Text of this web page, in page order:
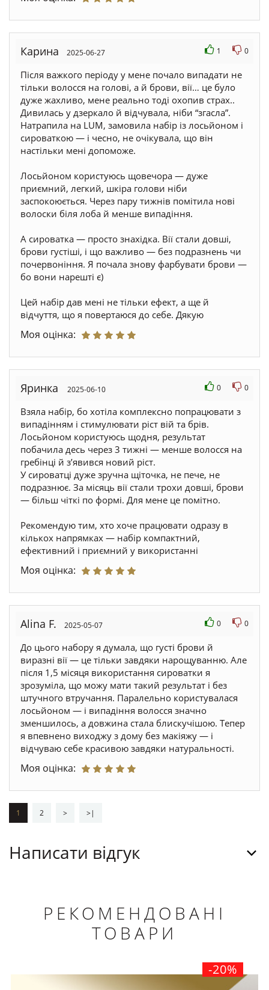
Карина 2025-06-27 1 0
Після важкого періоду у мене почало випадати не
тільки волосся на голові, а й брови, вії… це було
дуже жахливо, мене реально тоді охопив страх..
Дивилась у дзеркало й відчувала, ніби “згасла”.
Натрапила на LUM, замовила набір із лосьйоном і
сироваткою — і чесно, не очікувала, що він
настільки мені допоможе.
Лосьйоном користуюсь щовечора — дуже
приємний, легкий, шкіра голови ніби
заспокоюється. Через пару тижнів помітила нові
волоски біля лоба й менше випадіння.
А сироватка — просто знахідка. Вії стали довші,
брови густіші, і що важливо — без подразнень чи
почервоніння. Я почала знову фарбувати брови —
бо вони нарешті є)
Цей набір дав мені не тільки ефект, а ще й
відчуття, що я повертаюся до себе. Дякую
Моя оцінка:
Яринка 2025-06-10 0 0
Взяла набір, бо хотіла комплексно попрацювати з
випадінням і стимулювати ріст вій та брів.
Лосьйоном користуюсь щодня, результат
побачила десь через 3 тижні — менше волосся на
гребінці й зʼявився новий ріст.
У сироватці дуже зручна щіточка, не пече, не
подразнює. За місяць вії стали трохи довші, брови
— більш чіткі по формі. Для мене це помітно.
Рекомендую тим, хто хоче працювати одразу в
кількох напрямках — набір компактний,
ефективний і приємний у використанні
Моя оцінка:
Alina F. 2025-05-07 0 0
До цього набору я думала, що густі брови й
виразні вії — це тільки завдяки нарощуванню. Але
після 1,5 місяця використання сироватки я
зрозуміла, що можу мати такий результат і без
штучного втручання. Паралельно користувалася
лосьйоном — і випадіння волосся значно
зменшилось, а довжина стала блискучішою. Тепер
я впевнено виходжу з дому без макіяжу — і
відчуваю себе красивою завдяки натуральності.
Моя оцінка:
1 2 > >|
Написати відгук
РЕКОМЕНДОВАНІ
ТОВАРИ
-20%